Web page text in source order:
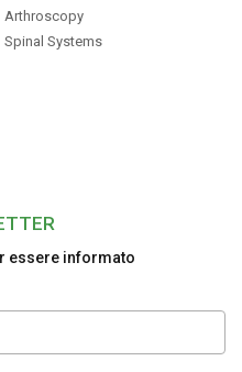
Arthroscopy
Spinal Systems
essere informato